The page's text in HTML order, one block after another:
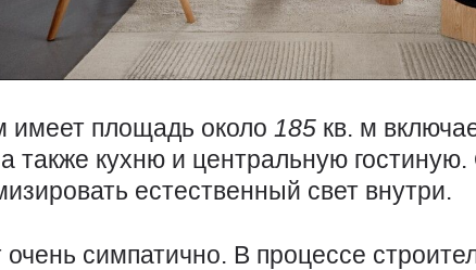
площадь около 185 кв. м
также кухню и центральную
естественный свет внутри.
симпатично. В процессе